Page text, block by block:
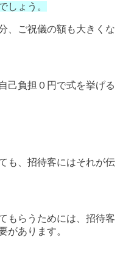
しょう。
、ご祝儀の額も大きくな
己負担０円で式を挙げる
も、招待客にはそれが伝
もらうためには、招待客
があります。